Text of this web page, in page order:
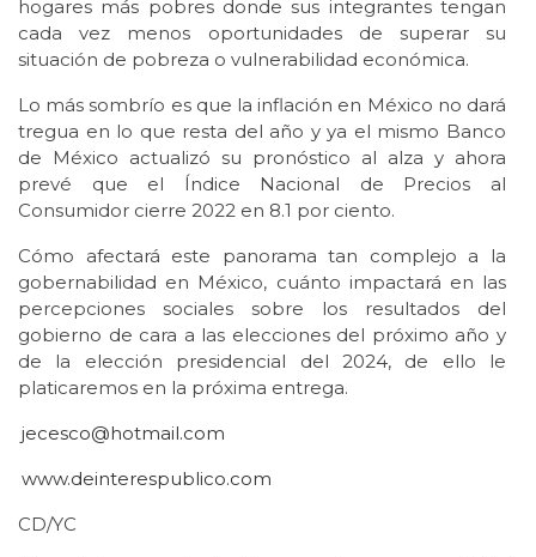
hogares más pobres donde sus integrantes tengan
cada vez menos oportunidades de superar su
situación de pobreza o vulnerabilidad económica.
Lo más sombrío es que la inflación en México no dará
tregua en lo que resta del año y ya el mismo Banco
de México actualizó su pronóstico al alza y ahora
prevé que el Índice Nacional de Precios al
Consumidor cierre 2022 en 8.1 por ciento.
Cómo afectará este panorama tan complejo a la
gobernabilidad en México, cuánto impactará en las
percepciones sociales sobre los resultados del
gobierno de cara a las elecciones del próximo año y
de la elección presidencial del 2024, de ello le
platicaremos en la próxima entrega.
jecesco@hotmail.com
www.deinterespublico.com
CD/YC